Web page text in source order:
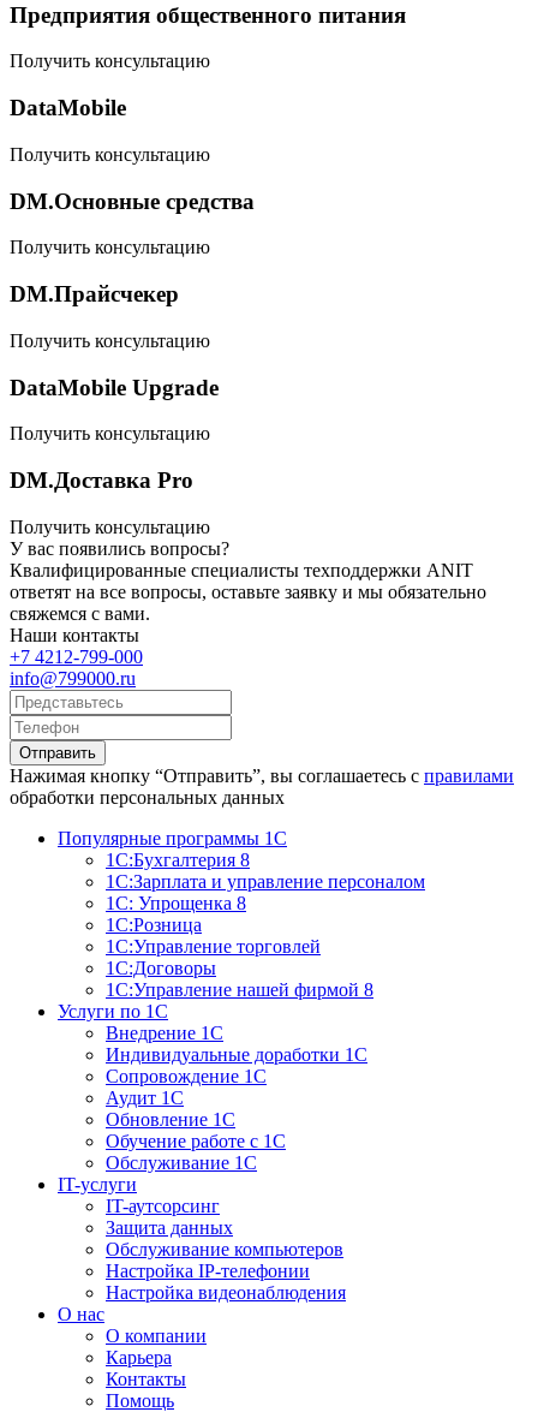
Предприятия общественного питания
Получить консультацию
DataMobile
Получить консультацию
DM.Основные средства
Получить консультацию
DM.Прайсчекер
Получить консультацию
DataMobile Upgrade
Получить консультацию
DM.Доставка Pro
Получить консультацию
У вас появились вопросы?
Квалифицированные специалисты техподдержки ANIT
ответят на все вопросы, оставьте заявку и мы обязательно
свяжемся с вами.
Наши контакты
+7 4212-799-000
info@799000.ru
Отправить
Нажимая кнопку “Отправить”, вы соглашаетесь с правилами
обработки персональных данных
Популярные программы 1С
1С:Бухгалтерия 8
1С:Зарплата и управление персоналом
1С: Упрощенка 8
1С:Розница
1С:Управление торговлей
1С:Договоры
1С:Управление нашей фирмой 8
Услуги по 1С
Внедрение 1С
Индивидуальные доработки 1С
Сопровождение 1С
Аудит 1С
Обновление 1С
Обучение работе с 1С
Обслуживание 1С
IT-услуги
IT-аутсорсинг
Защита данных
Обслуживание компьютеров
Настройка IP-телефонии
Настройка видеонаблюдения
О нас
О компании
Карьера
Контакты
Помощь